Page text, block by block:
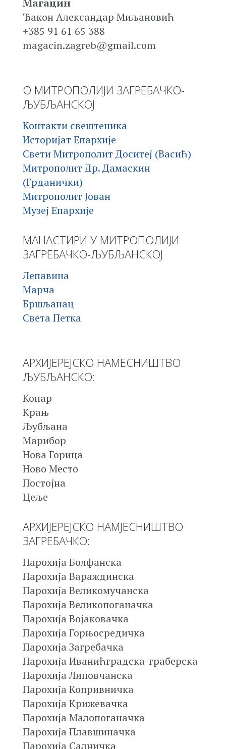
Магацин
Ђакон Александар Миљановић
+385 91 61 65 388
magacin.zagreb@gmail.com
О МИТРОПОЛИЈИ ЗАГРЕБАЧКО-
ЉУБЉАНСКОЈ
Контакти свештеника
Историјат Епархије
Свети Митрополит Доситеј (Васић)
Митрополит Др. Дамаскин
(Грданички)
Митрополит Јован
Музеј Епархије
МАНАСТИРИ У МИТРОПОЛИЈИ
ЗАГРЕБАЧКО-ЉУБЉАНСКОЈ
Лепавина
Марча
Бршљанац
Света Петка
АРХИЈЕРЕЈСКО НАМЕСНИШТВО
ЉУБЉАНСКО:
Копар
Крањ
Љубљана
Марибор
Нова Горица
Ново Место
Постојна
Цеље
АРХИЈЕРЕЈСКО НАМЈЕСНИШТВО
ЗАГРЕБАЧКО:
Парохија Болфанска
Парохија Вараждинска
Парохија Великомучанска
Парохија Великопоганачка
Парохија Војаковачка
Парохија Горњосредичка
Парохија Загребачка
Парохија Иванићградска-граберска
Парохија Липовчанска
Парохија Копривничка
Парохија Крижевачка
Парохија Малопоганачка
Парохија Плавшиначка
Парохија Салничка